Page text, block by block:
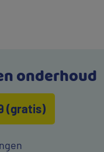
onderhoud
(gratis)